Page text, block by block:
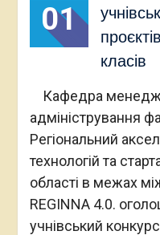
01
класів
Кафедра
адміністрування
Регіональний
технологій та
області в межах
REGINNA 4.0.
учнівський